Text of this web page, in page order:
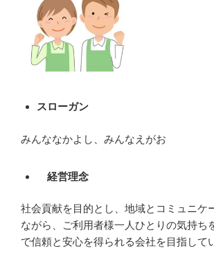
スローガン
みんななかよし、みんなえがお
経営理念
社会貢献を目的とし、地域とコミュニケ
ながら、ご利用者様一人ひとりの気持ち
で信頼と安心を得られる会社を目指して